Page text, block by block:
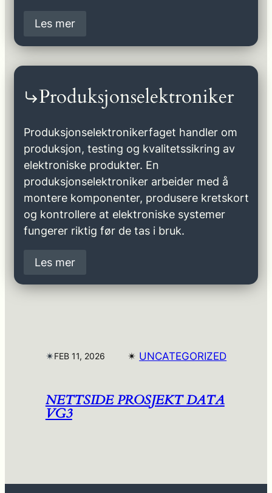
Les mer
Produksjonselektroniker
Produksjonselektronikerfaget handler om
produksjon, testing og kvalitetssikring av
elektroniske produkter. En
produksjonselektroniker arbeider med å
montere komponenter, produsere kretskort
og kontrollere at elektroniske systemer
fungerer riktig før de tas i bruk.
Les mer
✴︎FEB 11, 2026 ✴︎ UNCATEGORIZED
NETTSIDE PROSJEKT DATA
VG3